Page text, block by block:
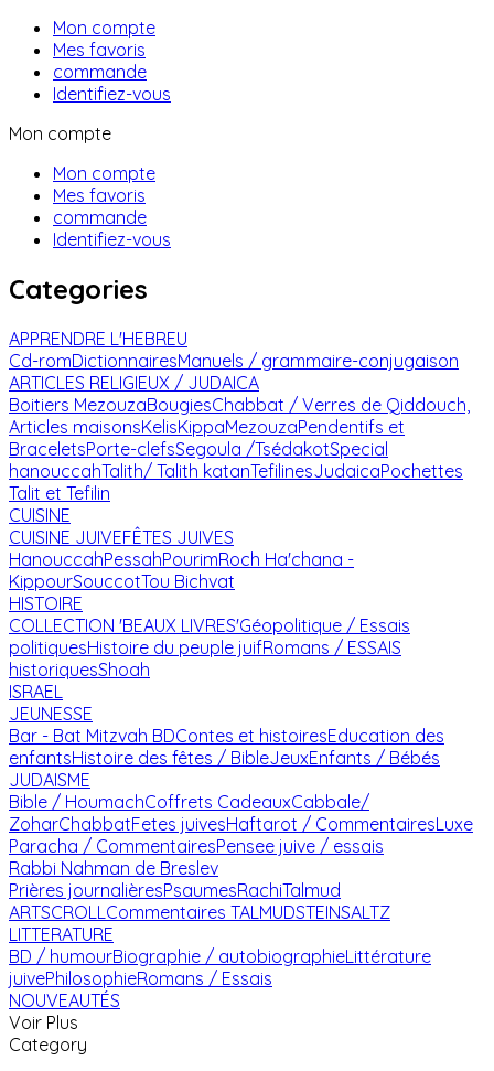
Mon compte
Mes favoris
commande
Identifiez-vous
Mon compte
Mon compte
Mes favoris
commande
Identifiez-vous
Categories
APPRENDRE L'HEBREU
Cd-romDictionnairesManuels / grammaire-conjugaison
ARTICLES RELIGIEUX / JUDAICA
Boitiers MezouzaBougiesChabbat / Verres de Qiddouch,
Articles maisonsKelisKippaMezouzaPendentifs et
BraceletsPorte-clefsSegoula /TsédakotSpecial
hanouccahTalith/ Talith katanTefilinesJudaicaPochettes
Talit et Tefilin
CUISINE
CUISINE JUIVEFÊTES JUIVES
HanouccahPessahPourimRoch Ha'chana -
KippourSouccotTou Bichvat
HISTOIRE
COLLECTION 'BEAUX LIVRES'Géopolitique / Essais
politiquesHistoire du peuple juifRomans / ESSAIS
historiquesShoah
ISRAEL
JEUNESSE
Bar - Bat Mitzvah BDContes et histoiresEducation des
enfantsHistoire des fêtes / BibleJeuxEnfants / Bébés
JUDAISME
Bible / HoumachCoffrets CadeauxCabbale/
ZoharChabbatFetes juivesHaftarot / CommentairesLuxe
Paracha / CommentairesPensee juive / essais
Rabbi Nahman de Breslev
Prières journalièresPsaumesRachiTalmud
ARTSCROLL Commentaires TALMUDSTEINSALTZ
LITTERATURE
BD / humourBiographie / autobiographieLittérature
juivePhilosophieRomans / Essais
NOUVEAUTÉS
Voir Plus
Category